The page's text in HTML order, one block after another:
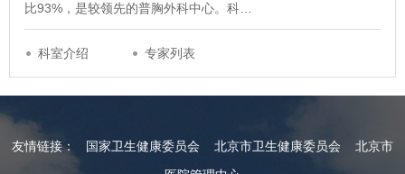
比93%，是较领先的普胸外科中心。科…
科室介绍 专家列表
友情链接： 国家卫生健康委员会 北京市卫生健康委员会
北京市